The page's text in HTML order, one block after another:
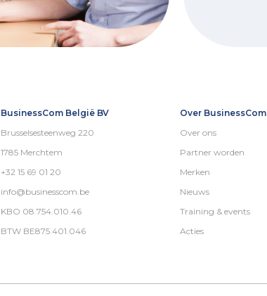
BusinessCom België BV
Brusselsesteenweg 220
1785 Merchtem
+32 15 69 01 20
info@businesscom.be
KBO 08.754.010.46
BTW BE875.401.046
Over BusinessCom
Over ons
Partner worden
Merken
Nieuws
Training & events
Acties